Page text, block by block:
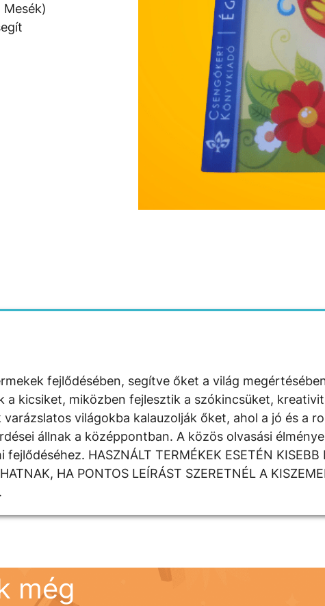
fejlődésében, segítve őket a világ
a kicsiket, miközben fejlesztik a szókincsüket,
világokba kalauzolják őket, ahol a jó és a
állnak a középpontban. A közös olvasási
HASZNÁLT TERMÉKEK ESETÉN KISEBB
HA PONTOS LEÍRÁST SZERETNÉL A
még